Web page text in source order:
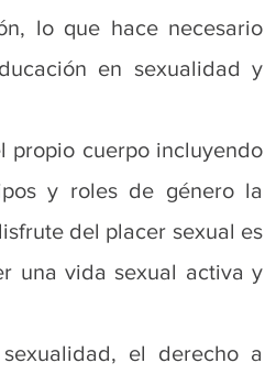
lo que hace necesario
en sexualidad y
propio cuerpo incluyendo
y roles de género la
del placer sexual es
una vida sexual activa y
el derecho a